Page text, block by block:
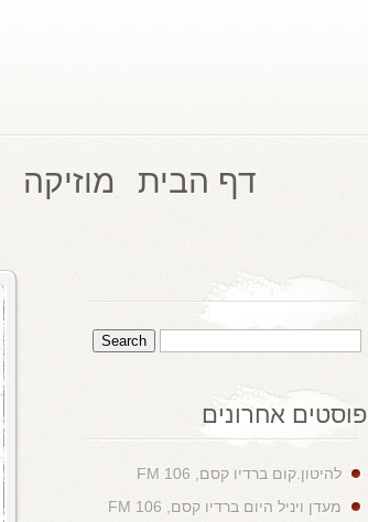
דף הבית מוזיקה
פוסטים אחרונים
להיטון.קום ברדיו קסם, 106 FM
מעדן ויניל היום ברדיו קסם, 106 FM